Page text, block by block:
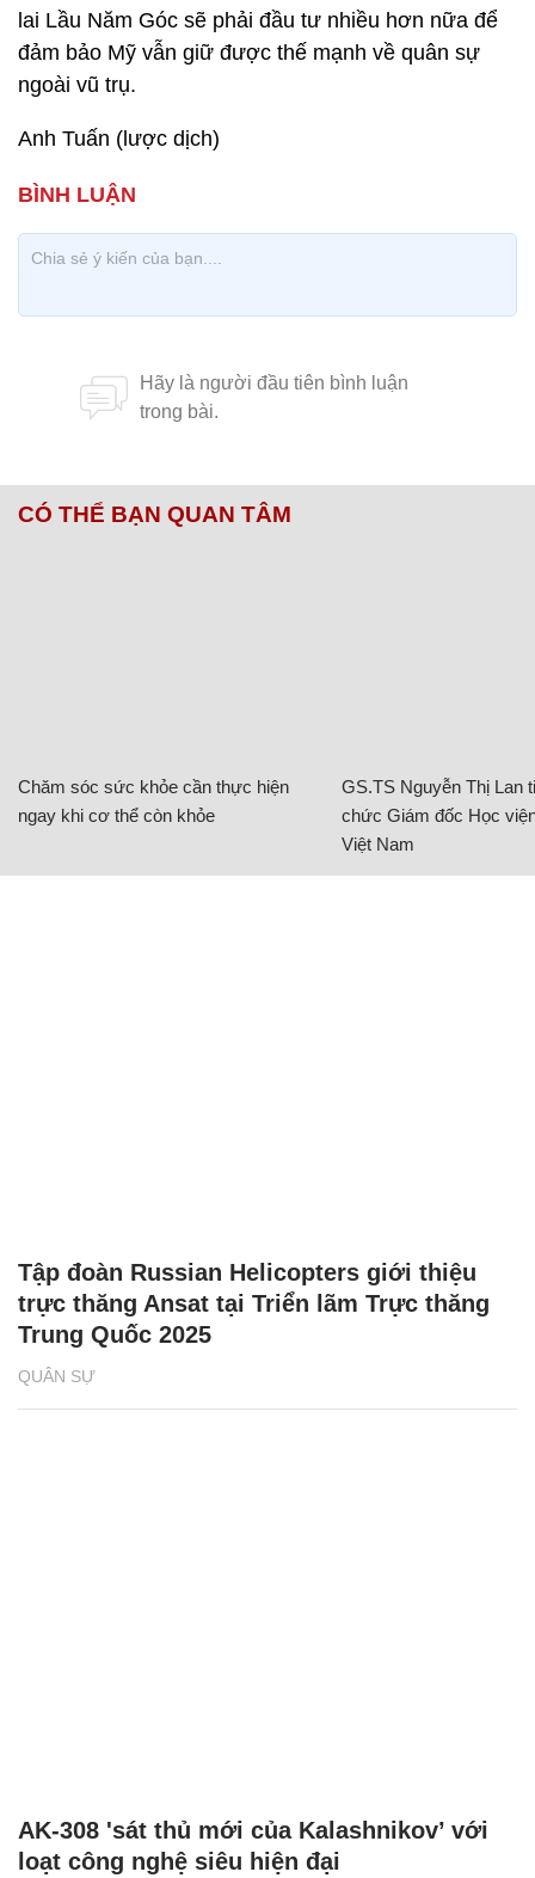
lai Lầu Năm Góc sẽ phải đầu tư nhiều hơn nữa để
đảm bảo Mỹ vẫn giữ được thế mạnh về quân sự
ngoài vũ trụ.
Anh Tuấn (lược dịch)
CÓ THỂ BẠN QUAN TÂM
Chăm sóc sức khỏe cần thực hiện
ngay khi cơ thể còn khỏe
GS.TS Nguyễn Thị Lan
chức Giám đốc Học
Việt Nam
QUÂN SỰ
Tập đoàn Russian Helicopters giới thiệu
trực thăng Ansat tại Triển lãm Trực thăng
Trung Quốc 2025
AK-308 'sát thủ mới của Kalashnikov’ với
loạt công nghệ siêu hiện đại